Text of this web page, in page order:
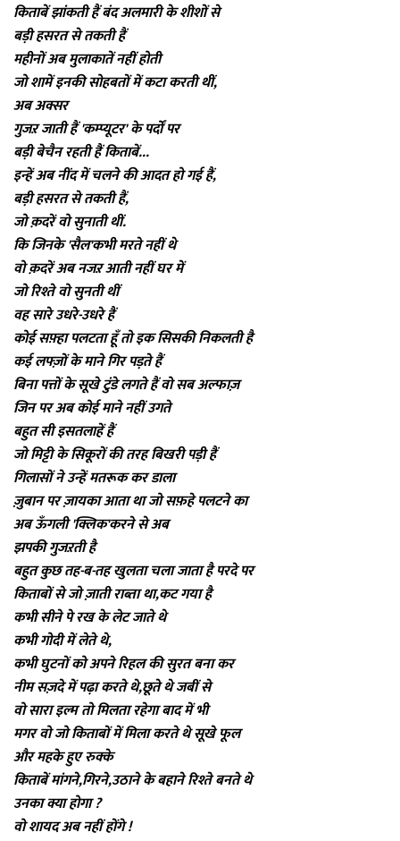
किताबें झांकती हैं बंद अलमारी के शीशों से
बड़ी हसरत से तकती हैं
महीनों अब मुलाकातें नहीं होती
जो शामें इनकी सोहबतों में कटा करती थीं,
अब अक्सर
गुजऱ जाती हैं 'कम्प्यूटर' के पर्दों पर
बड़ी बेचैन रहती हैं किताबें...
इन्हें अब नींद में चलने की आदत हो गई हैं,
बड़ी हसरत से तकती हैं,
जो क़दरें वो सुनाती थीं.
कि जिनके 'सैल'कभी मरते नहीं थे
वो क़दरें अब नजऱ आती नहीं घर में
जो रिश्ते वो सुनती थीं
वह सारे उधरे-उधरे हैं
कोई सफ़्हा पलटता हूँ तो इक सिसकी निकलती है
कई लफ्ज़ों के माने गिर पड़ते हैं
बिना पत्तों के सूखे टुंडे लगते हैं वो सब अल्फाज़
जिन पर अब कोई माने नहीं उगते
बहुत सी इसतलाहें हैं
जो मिट्टी के सिकूरों की तरह बिखरी पड़ी हैं
गिलासों ने उन्हें मतरूक कर डाला
ज़ुबान पर ज़ायका आता था जो सफ़हे पलटने का
अब ऊँगली 'क्लिक'करने से अब
झपकी गुजऱती है
बहुत कुछ तह-ब-तह खुलता चला जाता है परदे पर
किताबों से जो ज़ाती राब्ता था,कट गया है
कभी सीने पे रख के लेट जाते थे
कभी गोदी में लेते थे,
कभी घुटनों को अपने रिहल की सुरत बना कर
नीम सज़दे में पढ़ा करते थे,छूते थे जबीं से
वो सारा इल्म तो मिलता रहेगा बाद में भी
मगर वो जो किताबों में मिला करते थे सूखे फूल
और महके हुए रुक्के
किताबें मांगने,गिरने,उठाने के बहाने रिश्ते बनते थे
उनका क्या होगा ?
वो शायद अब नहीं होंगे !